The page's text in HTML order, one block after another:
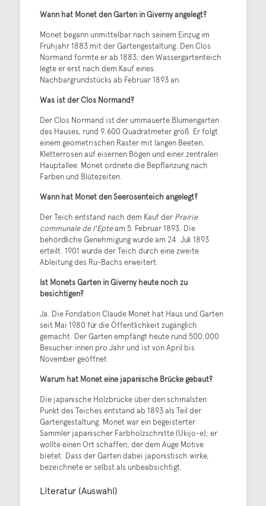
Wann hat Monet den Garten in Giverny angelegt?
Monet begann unmittelbar nach seinem Einzug im
Frühjahr 1883 mit der Gartengestaltung. Den Clos
Normand formte er ab 1883; den Wassergartenteich
legte er erst nach dem Kauf eines
Nachbargrundstücks ab Februar 1893 an.
Was ist der Clos Normand?
Der Clos Normand ist der ummauerte Blumengarten
des Hauses, rund 9.600 Quadratmeter groß. Er folgt
einem geometrischen Raster mit langen Beeten,
Kletterrosen auf eisernen Bögen und einer zentralen
Hauptallee. Monet ordnete die Bepflanzung nach
Farben und Blütezeiten.
Wann hat Monet den Seerosenteich angelegt?
Der Teich entstand nach dem Kauf der Prairie
communale de l'Epteam 5. Februar 1893. Die
behördliche Genehmigung wurde am 24. Juli 1893
erteilt. 1901 wurde der Teich durch eine zweite
Ableitung des Ru-Bachs erweitert.
Ist Monets Garten in Giverny heute noch zu
besichtigen?
Ja. Die Fondation Claude Monet hat Haus und Garten
seit Mai 1980 für die Öffentlichkeit zugänglich
gemacht. Der Garten empfängt heute rund 500.000
Besucher:innen pro Jahr und ist von April bis
November geöffnet.
Warum hat Monet eine japanische Brücke gebaut?
Die japanische Holzbrücke über den schmalsten
Punkt des Teiches entstand ab 1893 als Teil der
Gartengestaltung. Monet war ein begeisterter
Sammler japanischer Farbholzschnitte (Ukijo-e); er
wollte einen Ort schaffen, der dem Auge Motive
bietet. Dass der Garten dabei japonistisch wirke,
bezeichnete er selbst als unbeabsichtigt.
Literatur (Auswahl)